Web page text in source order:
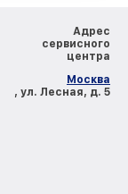
Адрес
сервисного
центра
Москва
, ул. Лесная, д. 5